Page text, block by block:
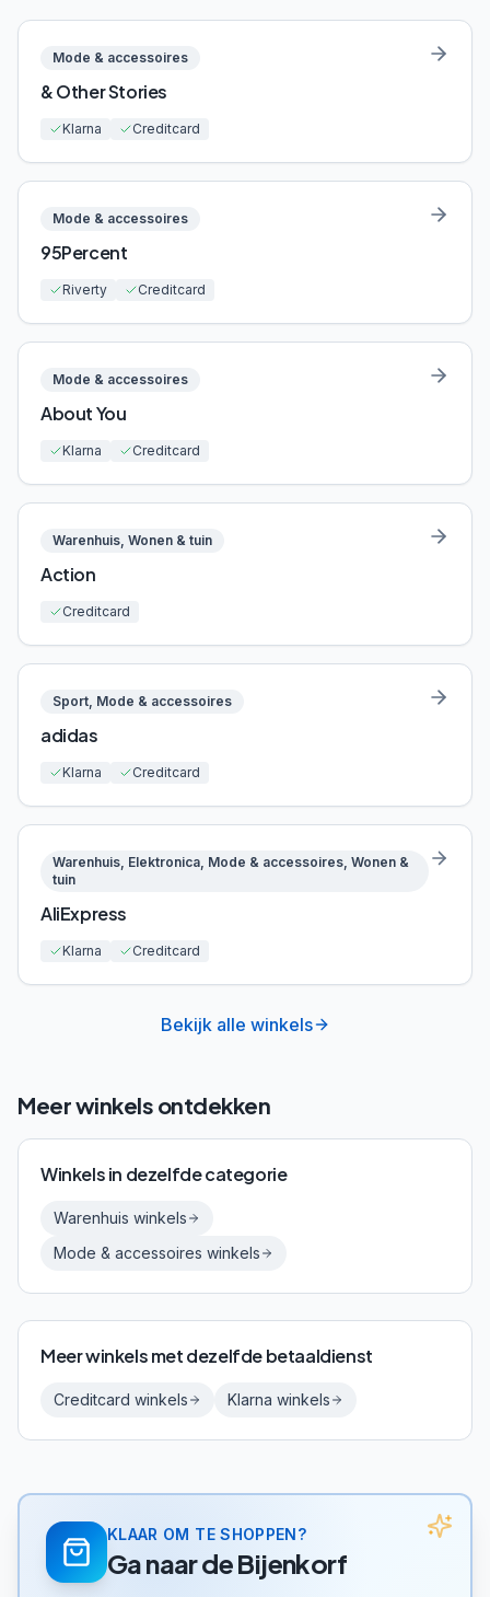
Mode & accessoires
& Other Stories
Klarna Creditcard
Mode & accessoires
95Percent
Riverty Creditcard
Mode & accessoires
About You
Klarna Creditcard
Warenhuis, Wonen & tuin
Action
Creditcard
Sport, Mode & accessoires
adidas
Klarna Creditcard
Warenhuis, Elektronica, Mode & accessoires, Wonen &
tuin
AliExpress
Klarna Creditcard
Bekijk alle winkels
Meer winkels ontdekken
Winkels in dezelfde categorie
Warenhuis winkels
Mode & accessoires winkels
Meer winkels met dezelfde betaaldienst
Creditcard winkels Klarna winkels
KLAAR OM TE SHOPPEN?
Ga naarde Bijenkorf